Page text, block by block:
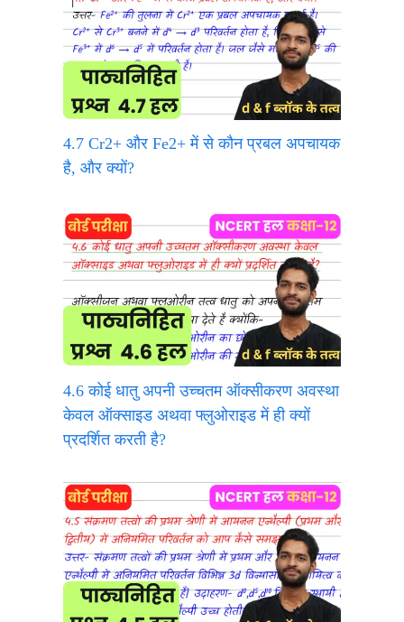
4.7 Cr2+ और Fe2+ में से कौन प्रबल अपचायक
है, और क्यों?
4.6 कोई धातु अपनी उच्चतम ऑक्सीकरण अवस्था
केवल ऑक्साइड अथवा फ्लुओराइड में ही क्यों
प्रदर्शित करती है?